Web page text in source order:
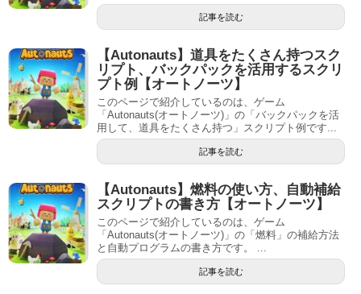
記事を読む
【Autonauts】道具をたくさん持つスク
リプト、バックパックを活用するスクリ
プト例【オートノーツ】
このページで紹介しているのは、ゲーム
「Autonauts(オートノーツ)」の「バックパックを活
用して、道具をたくさん持つ」スクリプト例です...
記事を読む
【Autonauts】燃料の使い方、自動補給
スクリプトの書き方【オートノーツ】
このページで紹介しているのは、ゲーム
「Autonauts(オートノーツ)」の「燃料」の補給方法
と自動プログラムの書き方です。 ...
記事を読む